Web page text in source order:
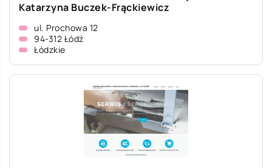
Katarzyna Buczek-Frąckiewicz
ul. Prochowa 12
94-312 Łódź
Łódzkie